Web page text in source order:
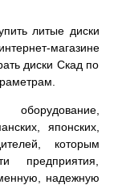
литые диски
магазине
диски Скад по
японских,
которым
предприятия,
надежную